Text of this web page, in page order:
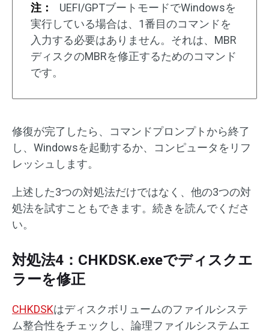
注：
UEFI/GPTブートモードでWindowsを
実行している場合は、1番目のコマンドを
入力する必要はありません。それは、MBR
ディスクのMBRを修正するためのコマンド
です。
修復が完了したら、コマンドプロンプトから終了
し、Windowsを起動するか、コンピュータをリフ
レッシュします。
上述した3つの対処法だけではなく、他の3つの対
処法を試すこともできます。続きを読んでくださ
い。
対処法4：CHKDSK.exeでディスクエ
ラーを修正
CHKDSKはディスクボリュームのファイルシステ
ム整合性をチェックし、論理ファイルシステムエ